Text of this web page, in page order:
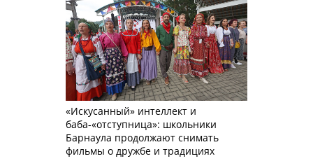
«Искусанный» интеллект и
баба-«отступница»: школьники
Барнаула продолжают снимать
фильмы о дружбе и традициях